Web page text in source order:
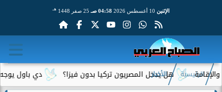
الإثنين 04:58 صـ 25 صفر 1448 هـ
دي باول يوجه هل يدخل المصريون تركيا بدون فيزا؟
الرئيسية الأخبار